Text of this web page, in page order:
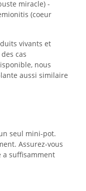
miracle) -
(coeur
vivants et
cas
nous
aussi similaire
seul mini-pot.
Assurez-vous
suffisamment